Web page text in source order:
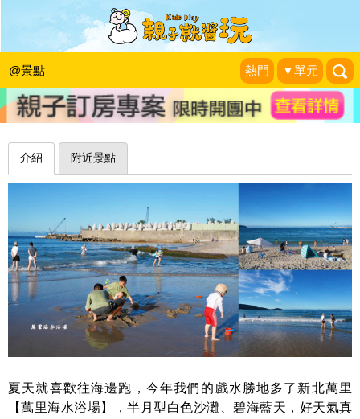
@景點 熱門 ▼單元
半月型白沙灘，橋下遮蔭空間不怕曬～
新北萬里海水浴場
❤靜怡&大顆呆の親子.旅遊.美食❤|2024-08-11
介紹 附近景點
夏天就喜歡往海邊跑，今年我們的戲水勝地多了新北萬里
【萬里海水浴場】，半月型白色沙灘、碧海藍天，好天氣真